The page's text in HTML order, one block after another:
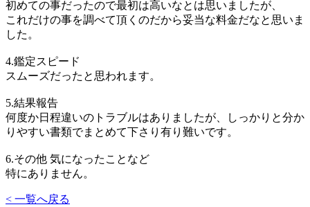
初めての事だったので最初は高いなとは思いましたが、
これだけの事を調べて頂くのだから妥当な料金だなと思いま
した。
4.鑑定スピード
スムーズだったと思われます。
5.結果報告
何度か日程違いのトラブルはありましたが、しっかりと分か
りやすい書類でまとめて下さり有り難いです。
6.その他 気になったことなど
特にありません。
< 一覧へ戻る